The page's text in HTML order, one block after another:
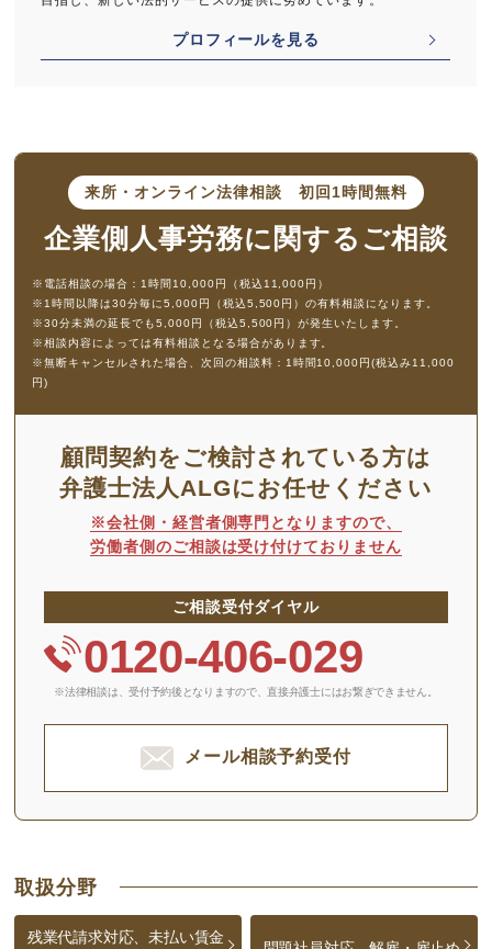
プロフィールを見る
来所・オンライン法律相談 初回1時間無料
企業側人事労務に 関するご相談
※電話相談の場合：1時間10,000円（税込11,000円）
※1時間以降は30分毎に5,000円（税込5,500円）の有料相談になります。
※30分未満の延長でも5,000円（税込5,500円）が発生いたします。
※相談内容によっては有料相談となる場合があります。
※無断キャンセルされた場合、次回の相談料：1時間10,000円(税込み11,000
円)
顧問契約をご検討されている方は
弁護士法人ALGにお任せください
※会社側・経営者側専門となりますので、
労働者側のご相談は受け付けておりません
ご相談受付ダイヤル
0120-406-029
※法律相談は、受付予約後となりますので、 直接弁護士にはお繋ぎできません。
メール相談予約受付
取扱分野
残業代請求対応、未払い賃金